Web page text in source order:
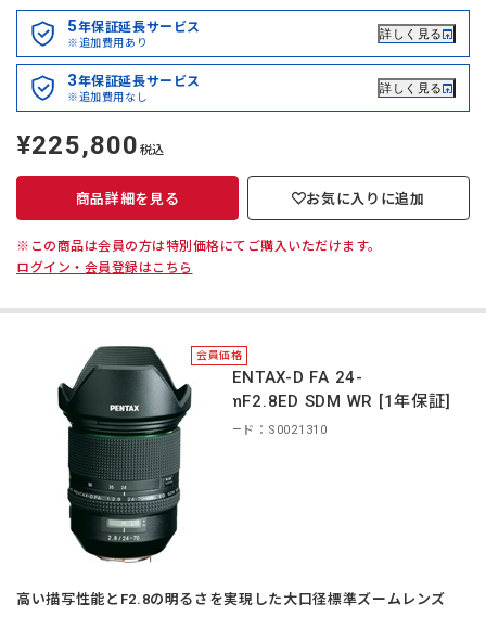
5年保証延長サービス
※追加費用あり
詳しく見る
3年保証延長サービス
※追加費用なし
詳しく見る
定
価
¥225,800 税込
商品詳細を見る お気に入りに追加
※この商品は会員の方は特別価格にてご購入いただけます。
ログイン・会員登録はこちら
会員価格
HD PENTAX-D FA 24-
70mmF2.8ED SDM WR [1年保証]
商品コード：S0021310
高い描写性能とF2.8の明るさを実現した大口径標準ズームレンズ